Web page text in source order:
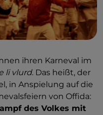
ihren Karneval im
li vlurd. Das heißt, der
in Anspielung auf die
von Offida:
des Volkes mit